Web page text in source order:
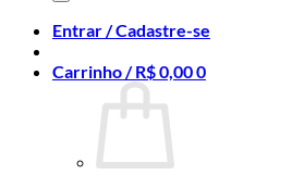
Entrar / Cadastre-se
Carrinho /R$0,000